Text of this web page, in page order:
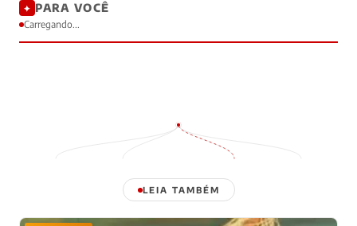
✦ PARA VOCÊ
Carregando...
LEIA TAMBÉM